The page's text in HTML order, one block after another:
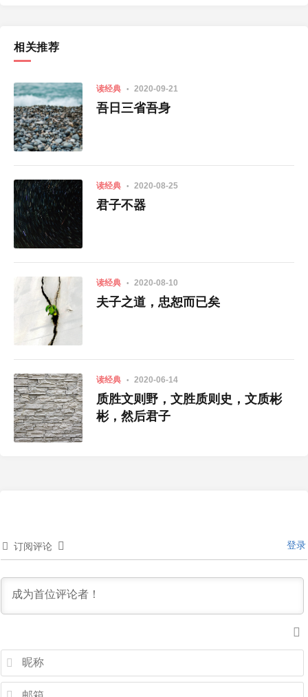
相关推荐
读经典 2020-09-21
吾日三省吾身
读经典 2020-08-25
君子不器
读经典 2020-08-10
夫子之道，忠恕而已矣
读经典 2020-06-14
质胜文则野，文胜质则史，文质彬
彬，然后君子
订阅评论 登录